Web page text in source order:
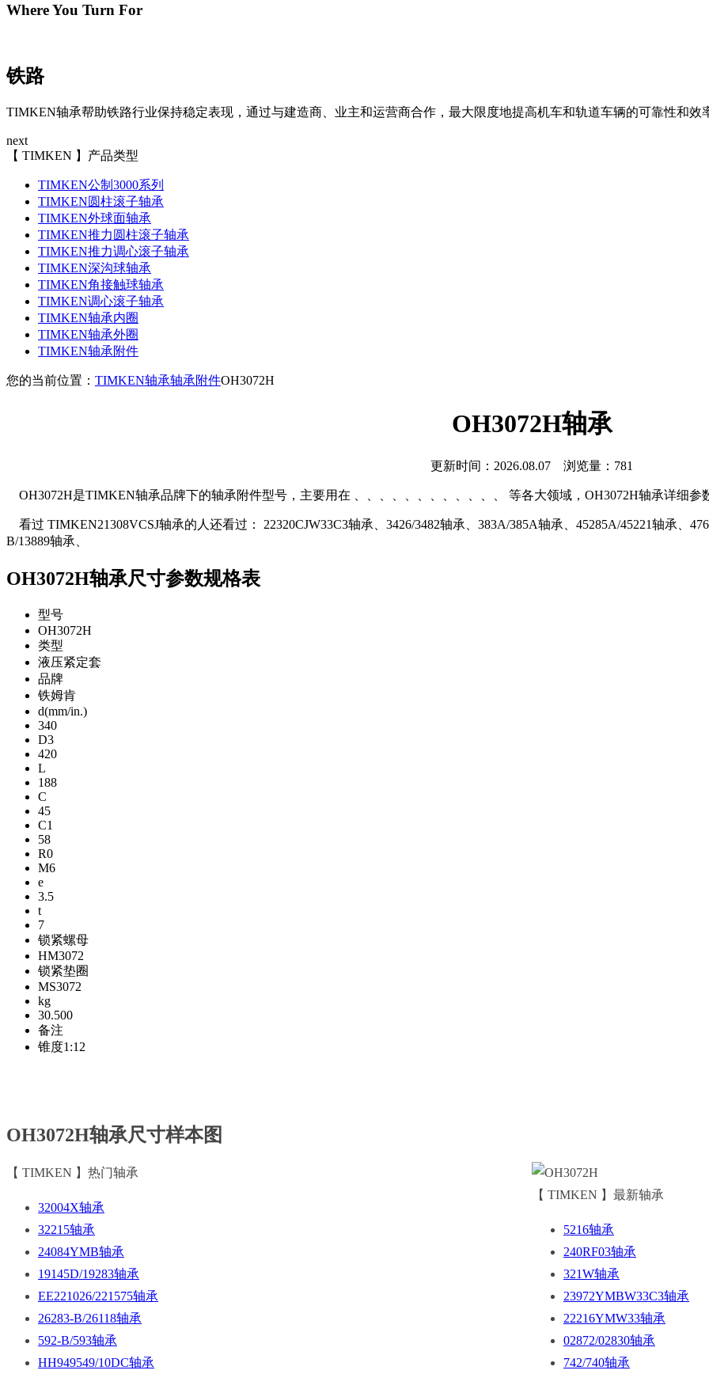
Where You Turn For
铁路
TIMKEN轴承帮助铁路行业保持稳定表现，通过与建造商、业主和运营商合作，最大限度地提高机车和轨道车辆的可靠性和效
next
【 TIMKEN 】产品类型
TIMKEN公制3000系列
TIMKEN圆柱滚子轴承
TIMKEN外球面轴承
TIMKEN推力圆柱滚子轴承
TIMKEN推力调心滚子轴承
TIMKEN深沟球轴承
TIMKEN角接触球轴承
TIMKEN调心滚子轴承
TIMKEN轴承内圈
TIMKEN轴承外圈
TIMKEN轴承附件
您的当前位置： TIMKEN轴承轴承附件OH3072H
OH3072H轴承
更新时间：2026.08.07 浏览量：781
OH3072H是TIMKEN轴承品牌下的轴承附件型号，主要用在 、、、、、、、、、、、、 等各大领域，OH3072H轴承详细参
看过 TIMKEN21308VCSJ轴承的人还看过： 22320CJW33C3轴承、3426/3482轴承、383A/385A轴承、45285A/45221轴承、
B/13889轴承、
OH3072H轴承尺寸参数规格表
型号
OH3072H
类型
液压紧定套
品牌
铁姆肯
d(mm/in.)
340
D3
420
L
188
C
45
C1
58
R0
M6
e
3.5
t
7
锁紧螺母
HM3072
锁紧垫圈
MS3072
kg
30.500
备注
锥度1:12
OH3072H轴承尺寸样本图
【 TIMKEN 】热门轴承
32004X轴承
32215轴承
24084YMB轴承
19145D/19283轴承
EE221026/221575轴承
26283-B/26118轴承
592-B/593轴承
HH949549/10DC轴承
【 TIMKEN 】最新轴承
5216轴承
240RF03轴承
321W轴承
23972YMBW33C3轴承
22216YMW33轴承
02872/02830轴承
742/740轴承